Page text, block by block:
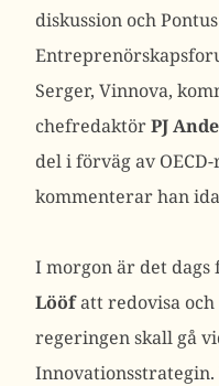
diskussion och
Serger, Vinnova,
chefredaktörPJ
del i förväg av
kommenterar han
I morgon är det
Lööfatt redovisa
regeringen skall gå
Innovationsstrategin.